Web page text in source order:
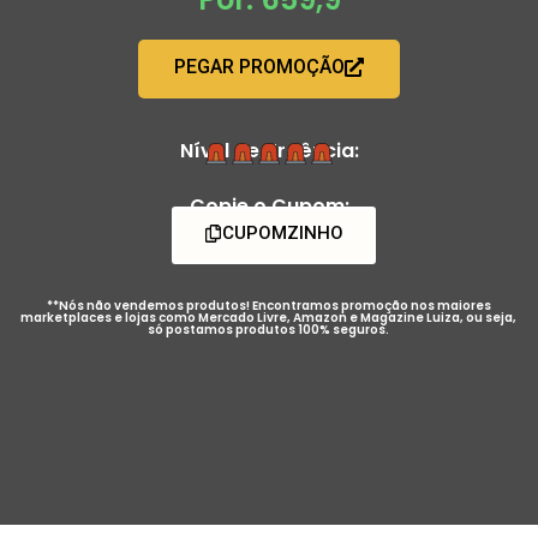
PEGAR PROMOÇÃO
Nível de Urgência:
Copie o Cupom:
CUPOMZINHO
**Nós não vendemos produtos! Encontramos promoção nos maiores
marketplaces e lojas como Mercado Livre, Amazon e Magazine Luiza, ou seja,
só postamos produtos 100% seguros.